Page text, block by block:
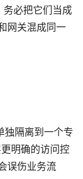
必把它们当成
网关混成同一
独隔离到一个专
明确的访问控
误伤业务流